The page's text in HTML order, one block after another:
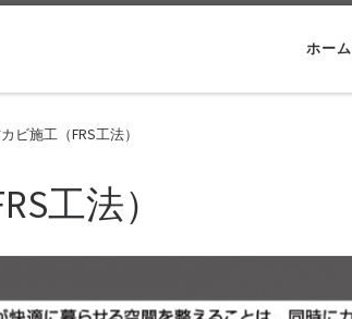
ホーム
ビ施工（FRS工法）
工法）